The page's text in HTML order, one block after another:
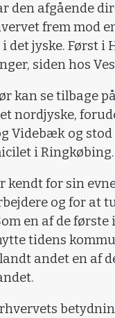
den afgående
frem mod
det jyske. Først i
siden hos
kan se tilbage
nordjyske,
Videbæk og
i Ringkøbing.
kendt for sin
og for at
en af de
tidens
andet en af